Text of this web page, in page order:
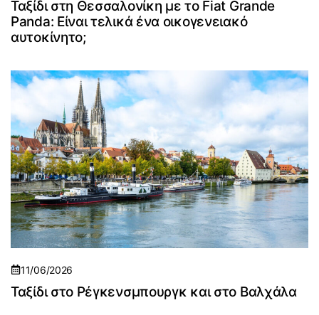
Ταξίδι στη Θεσσαλονίκη με το Fiat Grande
Panda: Είναι τελικά ένα οικογενειακό
αυτοκίνητο;
11/06/2026
Ταξίδι στο Ρέγκενσμπουργκ και στο Βαλχάλα